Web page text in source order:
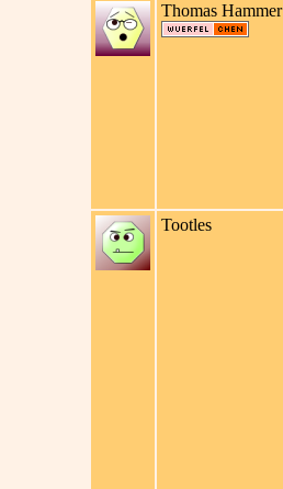
Thomas Hammer
Tootles